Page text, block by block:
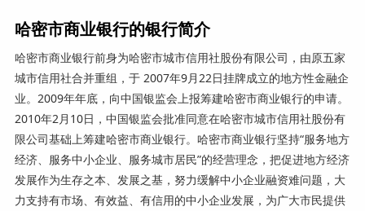
哈密市商业银行的银行简介
哈密市商业银行前身为哈密市城市信用社股份有限公司，由原五家
城市信用社合并重组，于 2007年9月22日挂牌成立的地方性金融企
业。2009年年底，向中国银监会上报筹建哈密市商业银行的申请。
2010年2月10日，中国银监会批准同意在哈密市城市信用社股份有
限公司基础上筹建哈密市商业银行。哈密市商业银行坚持“服务地方
经济、服务中小企业、服务城市居民”的经营理念，把促进地方经济
发展作为生存之本、发展之基，努力缓解中小企业融资难问题，大
力支持有市场、有效益、有信用的中小企业发展，为广大市民提供